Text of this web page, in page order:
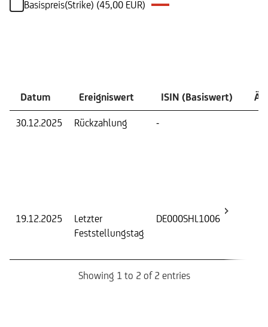
Basispreis(Strike) (45,00 EUR)
Datum Ereigniswert ISIN (Basiswert)
30.12.2025 Rückzahlung -
19.12.2025
Letzter
Feststellungstag
DE000SHL1006
Showing 1 to 2 of 2 entries